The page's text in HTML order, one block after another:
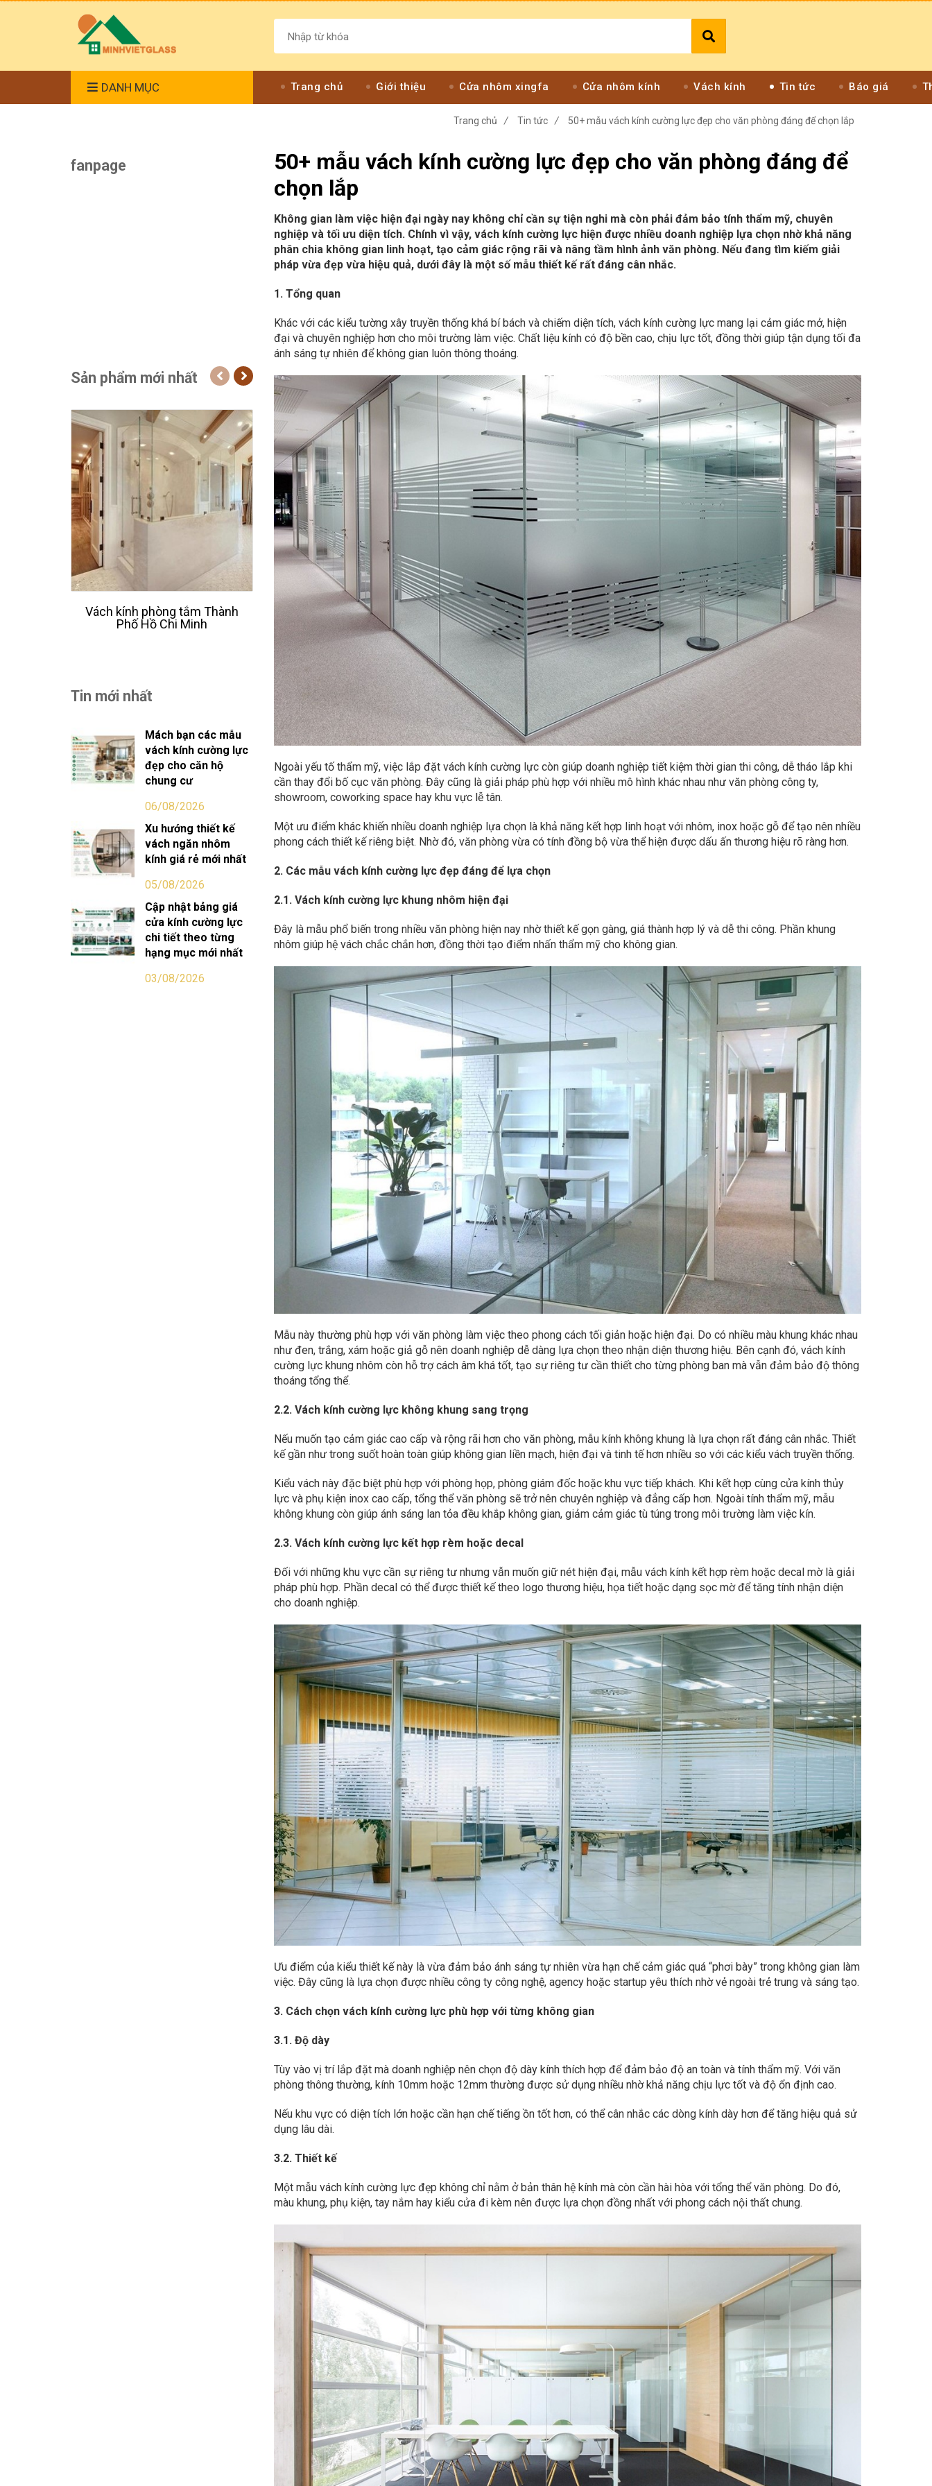
DANH MỤC Trang chủ Giới thiệu Cửa nhôm xingfa Cửa nhôm kính Vách kính Tin tức Báo giá
Trang chủ / Tin tức / 50+ mẫu vách kính cường lực đẹp cho văn phòng đáng để chọn lắp
50+ mẫu vách kính cường lực đẹp cho văn phòng đáng để
chọn lắp
Không gian làm việc hiện đại ngày nay không chỉ cần sự tiện nghi mà còn phải đảm bảo tính thẩm mỹ, chuyên
nghiệp và tối ưu diện tích. Chính vì vậy, vách kính cường lực hiện được nhiều doanh nghiệp lựa chọn nhờ khả năng
phân chia không gian linh hoạt, tạo cảm giác rộng rãi và nâng tầm hình ảnh văn phòng. Nếu đang tìm kiếm giải
pháp vừa đẹp vừa hiệu quả, dưới đây là một số mẫu thiết kế rất đáng cân nhắc.
1. Tổng quan
Khác với các kiểu tường xây truyền thống khá bí bách và chiếm diện tích, vách kính cường lực mang lại cảm giác mở, hiện
đại và chuyên nghiệp hơn cho môi trường làm việc. Chất liệu kính có độ bền cao, chịu lực tốt, đồng thời giúp tận dụng tối đa
ánh sáng tự nhiên để không gian luôn thông thoáng.
Ngoài yếu tố thẩm mỹ, việc lắp đặt vách kính cường lực còn giúp doanh nghiệp tiết kiệm thời gian thi công, dễ tháo lắp khi
cần thay đổi bố cục văn phòng. Đây cũng là giải pháp phù hợp với nhiều mô hình khác nhau như văn phòng công ty,
showroom, coworking space hay khu vực lễ tân.
Một ưu điểm khác khiến nhiều doanh nghiệp lựa chọn là khả năng kết hợp linh hoạt với nhôm, inox hoặc gỗ để tạo nên nhiều
phong cách thiết kế riêng biệt. Nhờ đó, văn phòng vừa có tính đồng bộ vừa thể hiện được dấu ấn thương hiệu rõ ràng hơn.
2. Các mẫu vách kính cường lực đẹp đáng để lựa chọn
2.1. Vách kính cường lực khung nhôm hiện đại
Đây là mẫu phổ biến trong nhiều văn phòng hiện nay nhờ thiết kế gọn gàng, giá thành hợp lý và dễ thi công. Phần khung
nhôm giúp hệ vách chắc chắn hơn, đồng thời tạo điểm nhấn thẩm mỹ cho không gian.
Mẫu này thường phù hợp với văn phòng làm việc theo phong cách tối giản hoặc hiện đại. Do có nhiều màu khung khác nhau
như đen, trắng, xám hoặc giả gỗ nên doanh nghiệp dễ dàng lựa chọn theo nhận diện thương hiệu. Bên cạnh đó, vách kính
cường lực khung nhôm còn hỗ trợ cách âm khá tốt, tạo sự riêng tư cần thiết cho từng phòng ban mà vẫn đảm bảo độ thông
thoáng tổng thể.
2.2. Vách kính cường lực không khung sang trọng
Nếu muốn tạo cảm giác cao cấp và rộng rãi hơn cho văn phòng, mẫu kính không khung là lựa chọn rất đáng cân nhắc. Thiết
kế gần như trong suốt hoàn toàn giúp không gian liền mạch, hiện đại và tinh tế hơn nhiều so với các kiểu vách truyền thống.
Kiểu vách này đặc biệt phù hợp với phòng họp, phòng giám đốc hoặc khu vực tiếp khách. Khi kết hợp cùng cửa kính thủy
lực và phụ kiện inox cao cấp, tổng thể văn phòng sẽ trở nên chuyên nghiệp và đẳng cấp hơn. Ngoài tính thẩm mỹ, mẫu
không khung còn giúp ánh sáng lan tỏa đều khắp không gian, giảm cảm giác tù túng trong môi trường làm việc kín.
2.3. Vách kính cường lực kết hợp rèm hoặc decal
Đối với những khu vực cần sự riêng tư nhưng vẫn muốn giữ nét hiện đại, mẫu vách kính kết hợp rèm hoặc decal mờ là giải
pháp phù hợp. Phần decal có thể được thiết kế theo logo thương hiệu, họa tiết hoặc dạng sọc mờ để tăng tính nhận diện
cho doanh nghiệp.
Ưu điểm của kiểu thiết kế này là vừa đảm bảo ánh sáng tự nhiên vừa hạn chế cảm giác quá “phơi bày” trong không gian làm
việc. Đây cũng là lựa chọn được nhiều công ty công nghệ, agency hoặc startup yêu thích nhờ vẻ ngoài trẻ trung và sáng tạo.
3. Cách chọn vách kính cường lực phù hợp với từng không gian
3.1. Độ dày
Tùy vào vị trí lắp đặt mà doanh nghiệp nên chọn độ dày kính thích hợp để đảm bảo độ an toàn và tính thẩm mỹ. Với văn
phòng thông thường, kính 10mm hoặc 12mm thường được sử dụng nhiều nhờ khả năng chịu lực tốt và độ ổn định cao.
Nếu khu vực có diện tích lớn hoặc cần hạn chế tiếng ồn tốt hơn, có thể cân nhắc các dòng kính dày hơn để tăng hiệu quả sử
dụng lâu dài.
3.2. Thiết kế
Một mẫu vách kính cường lực đẹp không chỉ nằm ở bản thân hệ kính mà còn cần hài hòa với tổng thể văn phòng. Do đó,
màu khung, phụ kiện, tay nắm hay kiểu cửa đi kèm nên được lựa chọn đồng nhất với phong cách nội thất chung.
fanpage
Sản phẩm mới nhất
Vách kính phòng tắm Thành
Phố Hồ Chi Minh
Thiết kế vách kính phòng tắm
đẹp
Vách kính phòng tắm tiện nghi
Tin mới nhất
Mách bạn các mẫu
vách kính cường lực
đẹp cho căn hộ
chung cư
06/08/2026
Xu hướng thiết kế
vách ngăn nhôm
kính giá rẻ mới nhất
05/08/2026
Cập nhật bảng giá
cửa kính cường lực
chi tiết theo từng
hạng mục mới nhất
03/08/2026